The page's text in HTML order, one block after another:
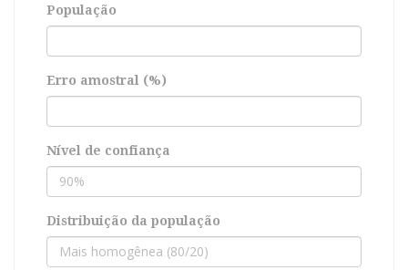
População
Erro amostral (%)
Nível de confiança
Distribuição da população